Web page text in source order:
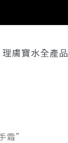
理膚寶水全產品
霜”